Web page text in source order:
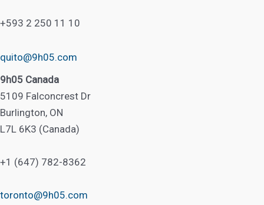
+593 2 250 11 10
quito@9h05.com
9h05 Canada
5109 Falconcrest Dr
Burlington, ON
L7L 6K3 (Canada)
+1 (647) 782-8362
toronto@9h05.com